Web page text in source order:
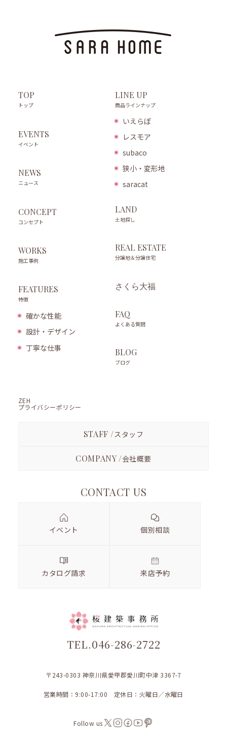
TOP
トップ
EVENTS
イベント
NEWS
ニュース
CONCEPT
コンセプト
WORKS
施工事例
FEATURES
特徴
確かな性能
設計・デザイン
丁寧な仕事
LINE UP
商品ラインナップ
いえらぼ
レスモア
subaco
狭小・変形地
saracat
LAND
土地探し
REAL ESTATE
分譲地＆分譲住宅
さくら大福
FAQ
よくある質問
BLOG
ブログ
ZEH
プライバシーポリシー
STAFF /スタッフ
COMPANY /会社概要
CONTACT US
イベント 個別相談
カタログ請求 来店予約
TEL.046-286-2722
〒243-0303 神奈川県愛甲郡愛川町中津 3367-7
営業時間：9:00-17:00 定休日：火曜日／水曜日
Follow us